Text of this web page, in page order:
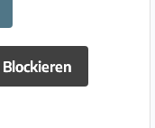
Blockieren